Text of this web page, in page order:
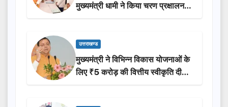
मुख्यमंत्री धामी ने किया चरण प्रक्षालन…
उत्तराखण्ड
मुख्यमंत्री ने विभिन्न विकास योजनाओं के
लिए ₹5 करोड़ की वित्तीय स्वीकृति दी…